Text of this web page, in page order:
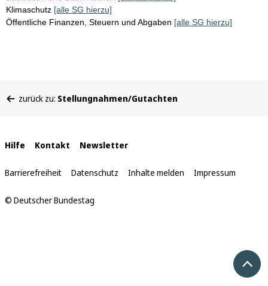
Klimaschutz [alle SG hierzu]
Öffentliche Finanzen, Steuern und Abgaben [alle SG hierzu]
befinden
zurück zu: Stellungnahmen/Gutachten
Interne
Links
Hilfe Kontakt Newsletter
Barrierefreiheit Datenschutz Inhalte melden Impressum
© Deutscher Bundestag